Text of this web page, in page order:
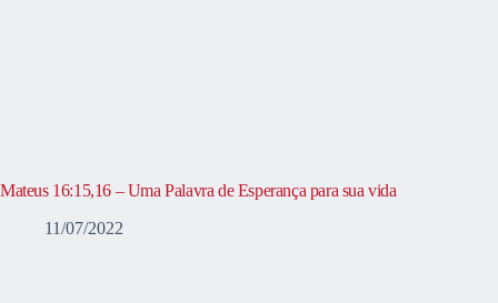
Mateus 16:15,16 – Uma Palavra de Esperança para sua vida
11/07/2022